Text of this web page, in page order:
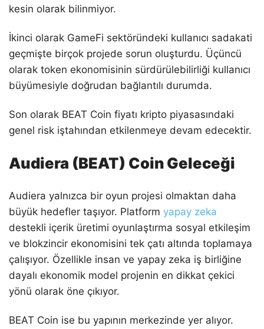
kesin olarak bilinmiyor.
İkinci olarak GameFi sektöründeki kullanıcı sadakati
geçmişte birçok projede sorun oluşturdu. Üçüncü
olarak token ekonomisinin sürdürülebilirliği kullanıcı
büyümesiyle doğrudan bağlantılı durumda.
Son olarak BEAT Coin fiyatı kripto piyasasındaki
genel risk iştahından etkilenmeye devam edecektir.
Audiera (BEAT) Coin Geleceği
Audiera yalnızca bir oyun projesi olmaktan daha
büyük hedefler taşıyor. Platform yapay zeka
destekli içerik üretimi oyunlaştırma sosyal etkileşim
ve blokzincir ekonomisini tek çatı altında toplamaya
çalışıyor. Özellikle insan ve yapay zeka iş birliğine
dayalı ekonomik model projenin en dikkat çekici
yönü olarak öne çıkıyor.
BEAT Coin ise bu yapının merkezinde yer alıyor.